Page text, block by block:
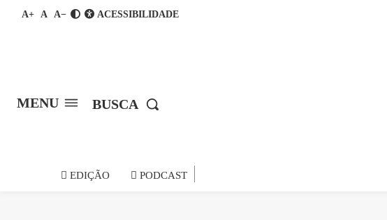
A+ A A− ACESSIBILIDADE
MENU BUSCA
EDIÇÃO PODCAST